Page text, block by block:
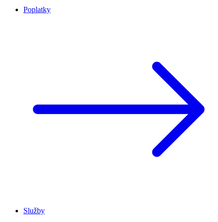
Poplatky
Služby